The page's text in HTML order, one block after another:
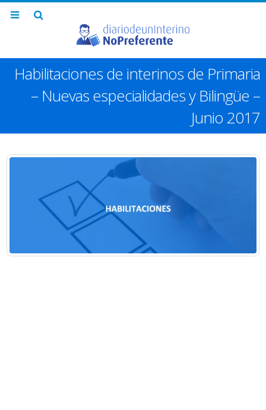
Habilitaciones de interinos de Primaria
– Nuevas especialidades y Bilingüe –
Junio 2017